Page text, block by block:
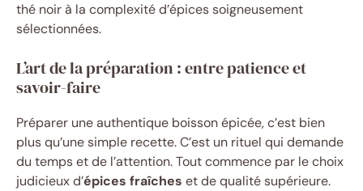
thé noir à la complexité d’épices soigneusement
sélectionnées.
L’art de la préparation : entre patience et
savoir-faire
Préparer une authentique boisson épicée, c’est bien
plus qu’une simple recette. C’est un rituel qui demande
du temps et de l’attention. Tout commence par le choix
judicieux d’épices fraîches et de qualité supérieure.